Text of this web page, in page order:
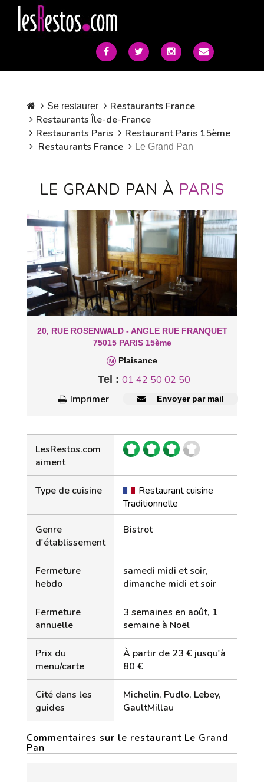
Se restaurer
Restaurants France
Restaurants Île-de-France
Restaurants Paris
Restaurant Paris 15ème
Restaurants France
Le Grand Pan
LE GRAND PAN À PARIS
20, RUE ROSENWALD - ANGLE RUE FRANQUET
75015 PARIS 15ème
Plaisance
Tel : 01 42 50 02 50
Imprimer
Envoyer par mail
LesRestos.com
aiment
Type de cuisine
Restaurant cuisine
Traditionnelle
Genre
d'établissement
Bistrot
Fermeture
hebdo
samedi midi et soir,
dimanche midi et soir
Fermeture
annuelle
3 semaines en août, 1
semaine à Noël
Prix du
menu/carte
À partir de 23 € jusqu'à
80 €
Cité dans les
guides
Michelin, Pudlo, Lebey,
GaultMillau
Commentaires sur le restaurant Le Grand
Pan